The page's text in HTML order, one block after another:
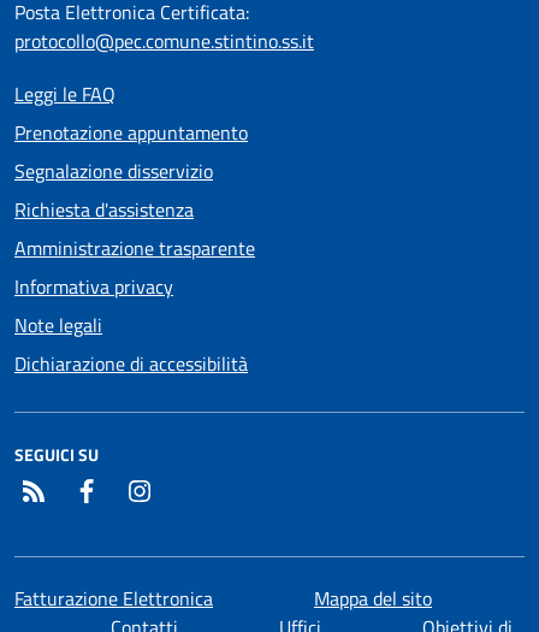
Posta Elettronica Certificata:
protocollo@pec.comune.stintino.ss.it
Leggi le FAQ
Prenotazione appuntamento
Segnalazione disservizio
Richiesta d'assistenza
Amministrazione trasparente
Informativa privacy
Note legali
Dichiarazione di accessibilità
SEGUICI SU
RSS Facebook
Fatturazione Elettronica
Mappa del sito